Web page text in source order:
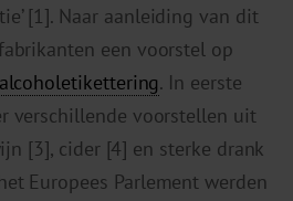
[1]. Naar aanleiding van dit
een voorstel op
alcoholetikettering. In eerste
verschillende voorstellen uit
[3], cider [4] en sterke drank
Europees Parlement werden